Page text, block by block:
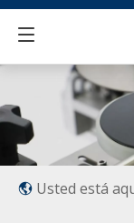
Usted está